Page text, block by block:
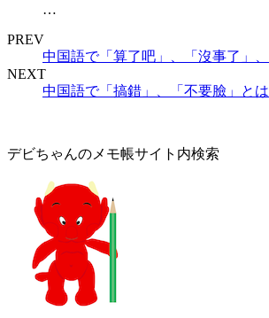
…
PREV
中国語で「算了吧」、「沒事了」
NEXT
中国語で「搞錯」、「不要臉」とは
デビちゃんのメモ帳サイト内検索